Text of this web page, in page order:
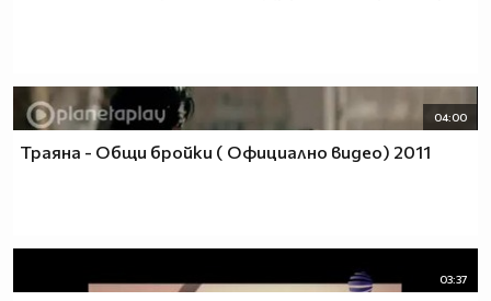
04:00
Траяна - Общи бройки ( Официално видео) 2011
03:37